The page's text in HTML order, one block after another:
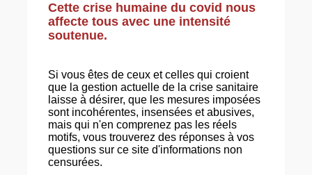
Cette crise humaine du covid nous
affecte tous avec une intensité
soutenue.
Si vous êtes de ceux et celles qui croient
que la gestion actuelle de la crise sanitaire
laisse à désirer, que les mesures imposées
sont incohérentes, insensées et abusives,
mais qui n'en comprenez pas les réels
motifs, vous trouverez des réponses à vos
questions sur ce site d'informations non
censurées.